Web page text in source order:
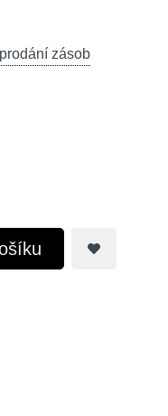
zásob